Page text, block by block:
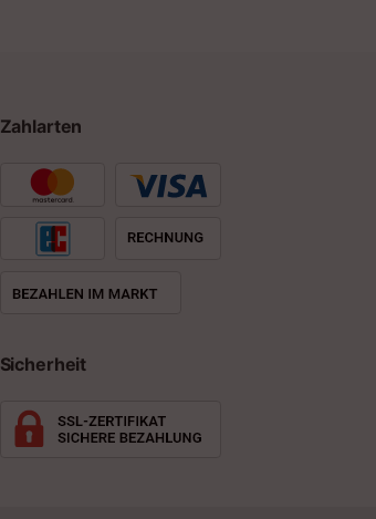
Zahlarten
Sicherheit